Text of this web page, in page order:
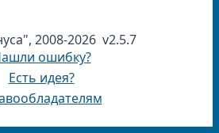
2008-2026 v2.5.7
ошибку?
Есть идея?